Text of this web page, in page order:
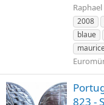
Raphael
2008
blaue
823 -